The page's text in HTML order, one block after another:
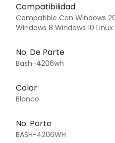
Compatibilidad
Compatible Con Windows
Windows 8 Windows 10
No. De Parte
Bash-4206wh
Color
Blanco
No. Parte
BASH-4206WH